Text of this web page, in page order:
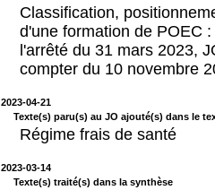
Classification,
d'une formation de POEC
l'arrêté du 31 mars 2023,
compter du 10 novembre
2023-04-21
Texte(s) paru(s) au JO ajouté(s) dans le
Régime frais de santé
2023-03-14
Texte(s) traité(s) dans la synthèse